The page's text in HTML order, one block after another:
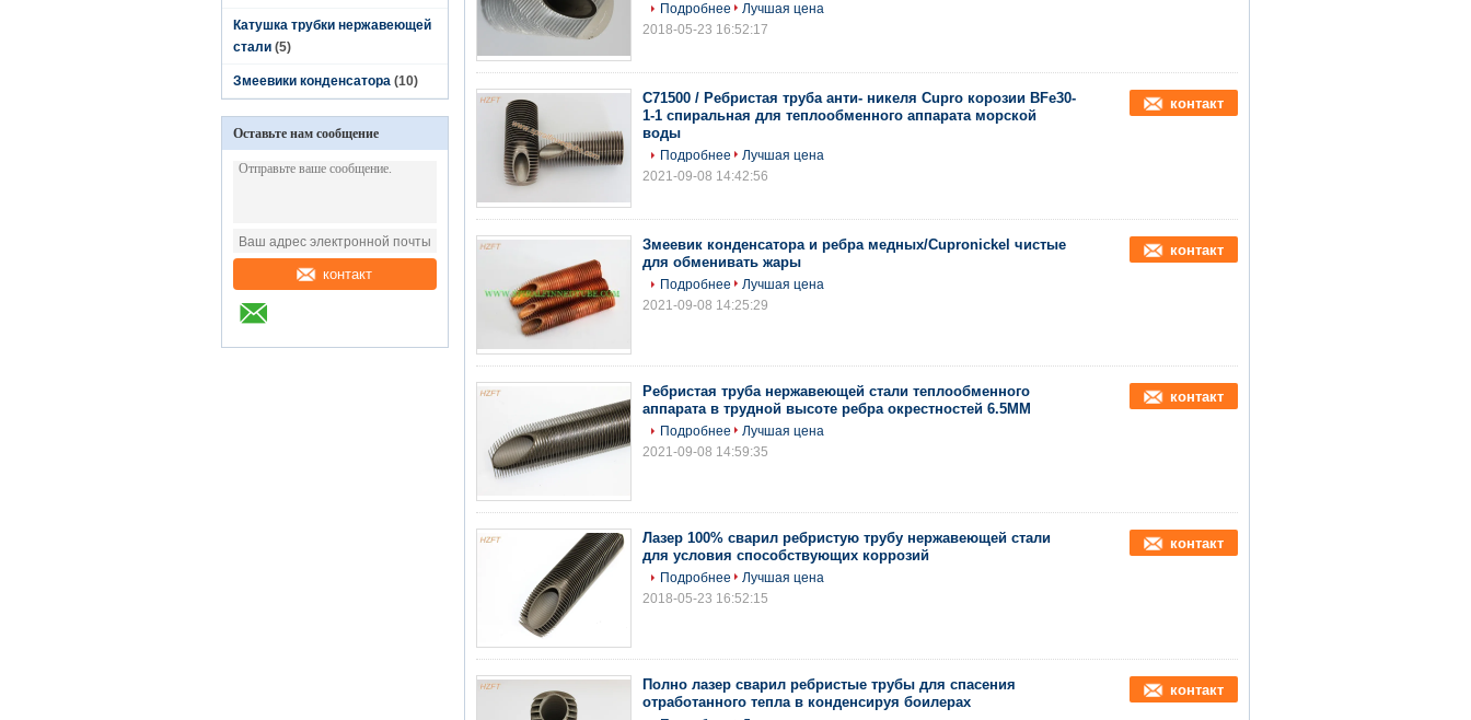
Катушка трубки нержавеющей
стали (5)
Змеевики конденсатора (10)
Оставьте нам сообщение
контакт
Подробнее
Лучшая цена
2018-05-23 16:52:17
C71500 / Ребристая труба анти- никеля Cupro корозии BFe30-
1-1 спиральная для теплообменного аппарата морской
воды
контакт
Подробнее
Лучшая цена
2021-09-08 14:42:56
Змеевик конденсатора и ребра медных/Cupronickel чистые
для обменивать жары
контакт
Подробнее
Лучшая цена
2021-09-08 14:25:29
Ребристая труба нержавеющей стали теплообменного
аппарата в трудной высоте ребра окрестностей 6.5MM
контакт
Подробнее
Лучшая цена
2021-09-08 14:59:35
Лазер 100% сварил ребристую трубу нержавеющей стали
для условия способствующих коррозий
контакт
Подробнее
Лучшая цена
2018-05-23 16:52:15
Полно лазер сварил ребристые трубы для спасения
отработанного тепла в конденсируя боилерах
контакт